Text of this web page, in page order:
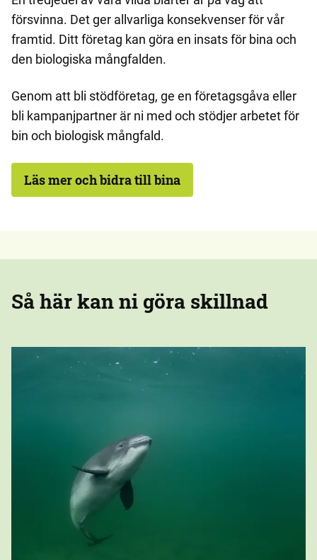
försvinna. Det ger allvarliga konsekvenser för vår
framtid. Ditt företag kan göra en insats för bina och
den biologiska mångfalden.
Genom att bli stödföretag, ge en företagsgåva eller
bli kampanjpartner är ni med och stödjer arbetet för
bin och biologisk mångfald.
Läs mer och bidra till bina
Så här kan ni göra skillnad